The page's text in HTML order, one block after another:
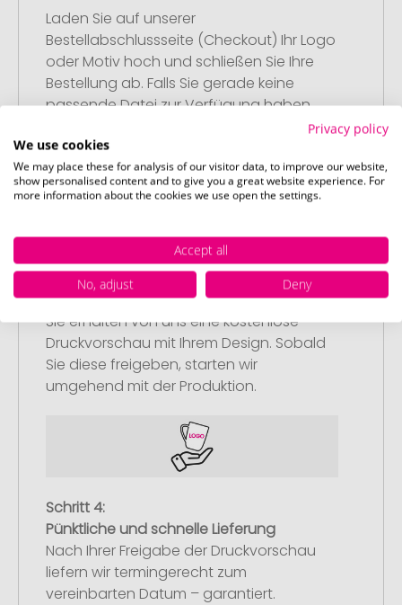
Laden Sie auf unserer
Bestellabschlussseite (Checkout) Ihr Logo
oder Motiv hoch und schließen Sie Ihre
Bestellung ab. Falls Sie gerade keine
passende Datei zur Verfügung haben,
nachliefern.
Schritt 3:
Artikelvorschau und Freigabe
Sie erhalten von uns eine kostenlose
Druckvorschau mit Ihrem Design. Sobald
Sie diese freigeben, starten wir
umgehend mit der Produktion.
Schritt 4:
Pünktliche und schnelle Lieferung
Nach Ihrer Freigabe der Druckvorschau
liefern wir termingerecht zum
vereinbarten Datum – garantiert.
Privacy policy
We use cookies
We may place these for analysis of our visitor data, to improve our website,
show personalised content and to give you a great website experience. For
more information about the cookies we use open the settings.
Accept all
No, adjust
Deny